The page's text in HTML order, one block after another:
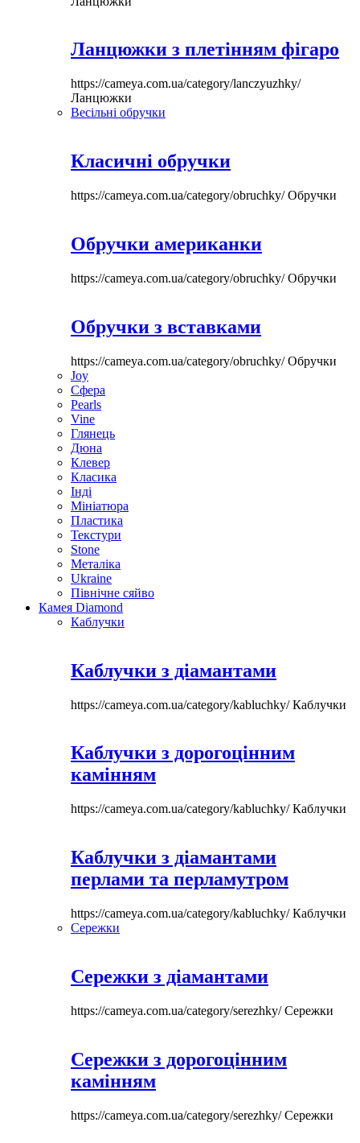
Ланцюжки з плетінням фігаро
https://cameya.com.ua/category/lanczyuzhky/
Ланцюжки
Весільні обручки
Класичні обручки
https://cameya.com.ua/category/obruchky/Обручки
Обручки американки
https://cameya.com.ua/category/obruchky/Обручки
Обручки з вставками
https://cameya.com.ua/category/obruchky/Обручки
Joy
Сфера
Pearls
Vine
Глянець
Дюна
Клевер
Класика
Інді
Мініатюра
Пластика
Текстури
Stone
Металіка
Ukraine
Північне сяйво
Камея Diamond
Каблучки
Каблучки з діамантами
https://cameya.com.ua/category/kabluchky/Каблучки
Каблучки з дорогоцінним
камінням
https://cameya.com.ua/category/kabluchky/Каблучки
Каблучки з діамантами
перлами та перламутром
https://cameya.com.ua/category/kabluchky/Каблучки
Сережки
Сережки з діамантами
https://cameya.com.ua/category/serezhky/Сережки
Сережки з дорогоцінним
камінням
https://cameya.com.ua/category/serezhky/Сережки